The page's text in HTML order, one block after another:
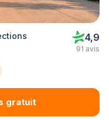
4,9
91 avis
gratuit